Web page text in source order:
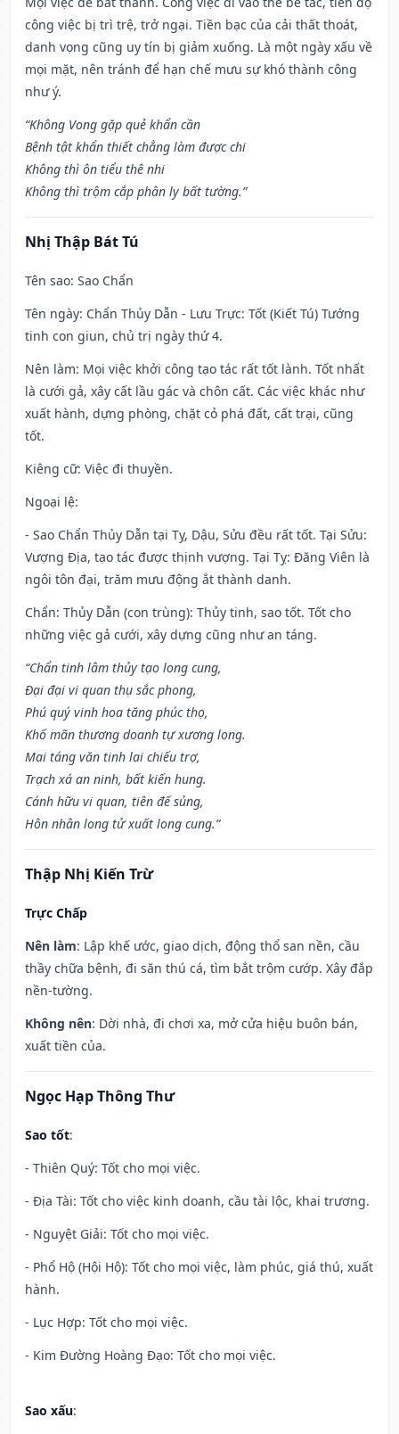
công việc bị trì trệ, trở ngại. Tiền bạc của cải thất thoát,
danh vọng cũng uy tín bị giảm xuống. Là một ngày xấu về
mọi mặt, nên tránh để hạn chế mưu sự khó thành công
như ý.
“Không Vong gặp quẻ khẩn cần
Bệnh tật khẩn thiết chẳng làm được chi
Không thì ôn tiểu thê nhi
Không thì trộm cắp phân ly bất tường.”
Nhị Thập Bát Tú
Tên sao: Sao Chẩn
Tên ngày: Chẩn Thủy Dẫn - Lưu Trực: Tốt (Kiết Tú) Tướng
tinh con giun, chủ trị ngày thứ 4.
Nên làm: Mọi việc khởi công tạo tác rất tốt lành. Tốt nhất
là cưới gả, xây cất lầu gác và chôn cất. Các việc khác như
xuất hành, dựng phòng, chặt cỏ phá đất, cất trại, cũng
tốt.
Kiêng cữ: Việc đi thuyền.
Ngoại lệ:
- Sao Chẩn Thủy Dẫn tại Tỵ, Dậu, Sửu đều rất tốt. Tại Sửu:
Vượng Địa, tạo tác được thịnh vượng. Tại Tỵ: Đăng Viên là
ngôi tôn đại, trăm mưu động ắt thành danh.
Chẩn: Thủy Dẫn (con trùng): Thủy tinh, sao tốt. Tốt cho
những việc gả cưới, xây dựng cũng như an táng.
“Chẩn tinh lâm thủy tạo long cung,
Đại đại vi quan thụ sắc phong,
Phú quý vinh hoa tăng phúc thọ,
Khố mãn thương doanh tự xương long.
Mai táng văn tinh lai chiếu trợ,
Trạch xá an ninh, bất kiến hung.
Cánh hữu vi quan, tiên đế sủng,
Hôn nhân long tử xuất long cung.”
Thập Nhị Kiến Trừ
Trực Chấp
Nên làm: Lập khế ước, giao dịch, động thổ san nền, cầu
thầy chữa bệnh, đi săn thú cá, tìm bắt trộm cướp. Xây đắp
nền-tường.
Không nên: Dời nhà, đi chơi xa, mở cửa hiệu buôn bán,
xuất tiền của.
Ngọc Hạp Thông Thư
Sao tốt:
- Thiên Quý: Tốt cho mọi việc.
- Địa Tài: Tốt cho việc kinh doanh, cầu tài lộc, khai trương.
- Nguyệt Giải: Tốt cho mọi việc.
- Phổ Hộ (Hội Hộ): Tốt cho mọi việc, làm phúc, giá thú, xuất
hành.
- Lục Hợp: Tốt cho mọi việc.
- Kim Đường Hoàng Đạo: Tốt cho mọi việc.
Sao xấu: